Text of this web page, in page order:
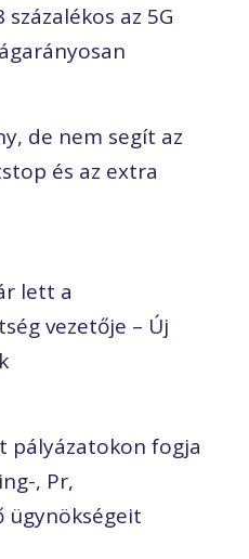
az 5G
de nem segít az
és az extra
lett a
vezetője – Új
pályázatokon fogja
, Pr,
ügynökségeit